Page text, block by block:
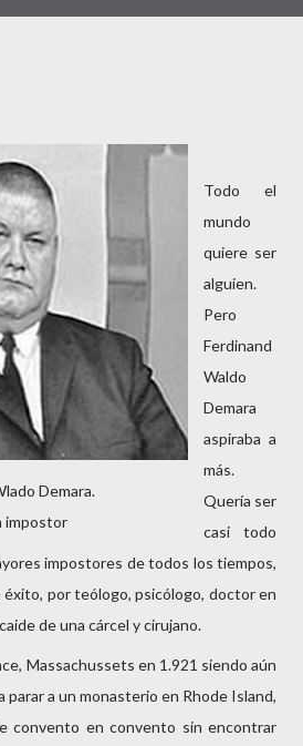
Demara.
impostor
Todo el
mundo
quiere ser
alguien.
Pero
Ferdinand
Waldo
Demara
aspiraba a
más.
Quería ser
casi todo
impostores de todos los tiempos,
éxito, por teólogo, psicólogo, doctor en
de una cárcel y cirujano.
Massachussets en 1.921 siendo aún
parar a un monasterio en Rhode Island,
convento en convento sin encontrar